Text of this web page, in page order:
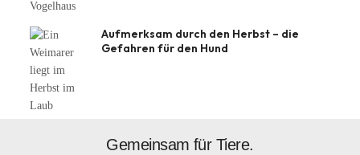
Aufmerksam durch den Herbst – die
Gefahren für den Hund
Gemeinsam für Tiere.